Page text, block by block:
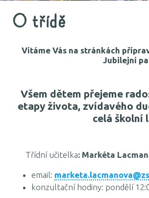
O třídě
Vítáme Vás na stránkách
Jubilejní
Všem dětem přejeme
etapy života, zvídavého
celá školní
Třídní učitelka: Markéta
email:
konzultační hodiny: pondělí